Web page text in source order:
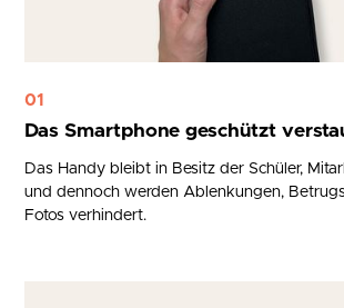
01
Das Smartphone geschützt
Das Handy bleibt in Besitz der Schüler,
und dennoch werden Ablenkungen,
Fotos verhindert.